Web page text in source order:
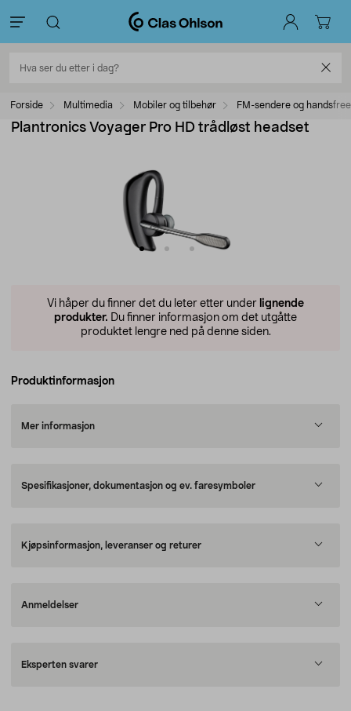
Forside Multimedia Mobiler og tilbehør FM-sendere og handsfree
Plantronics Voyager Pro HD trådløst headset
Vi håper du finner det du leter etter under lignende
produkter. Du finner informasjon om det utgåtte
produktet lengre ned på denne siden.
Produktinformasjon
Mer informasjon
Spesifikasjoner, dokumentasjon og ev. faresymboler
Kjøpsinformasjon, leveranser og returer
Anmeldelser
Eksperten svarer